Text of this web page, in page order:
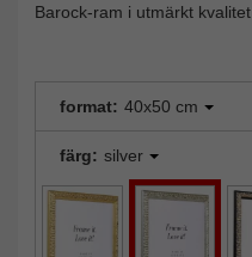
Barock-ram i utmärkt kvalitet.
format: 40x50 cm
färg: silver